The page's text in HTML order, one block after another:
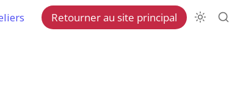
Retourner au site principal